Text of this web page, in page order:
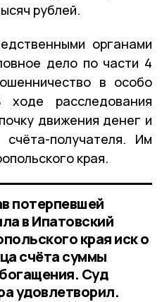
рублей.
органами
дело по части 4
в особо
расследования
движения денег и
получателя. Им
края.
потерпевшей
в Ипатовский
края иск о
счёта суммы
Суд
удовлетворил.